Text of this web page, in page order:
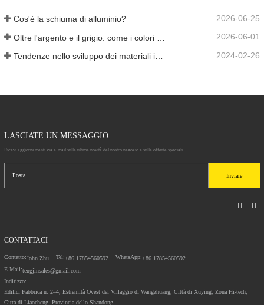
Cos'è la schiuma di alluminio? 2026-06-25
2026-06-01
2024-02-26
LASCIATE UN MESSAGGIO
Ricevi aggiornamenti via e-mail sulle ultime novità del nostro negozio e sulle offerte speciali.
Inviare
CONTATTACI
Contatto:John Zhu Tel:+86 17854560592 WhatsApp:+86 17854560592
E-Mail:tengjinsales@gmail.com
Indirizzo:
Edifici Fabbrica n. 2–4, Estremità Ovest del Villaggio di Wangzhuang, Città di Xuying, Zona Hi-tech,
Città di Liaocheng, Provincia dello Shandong